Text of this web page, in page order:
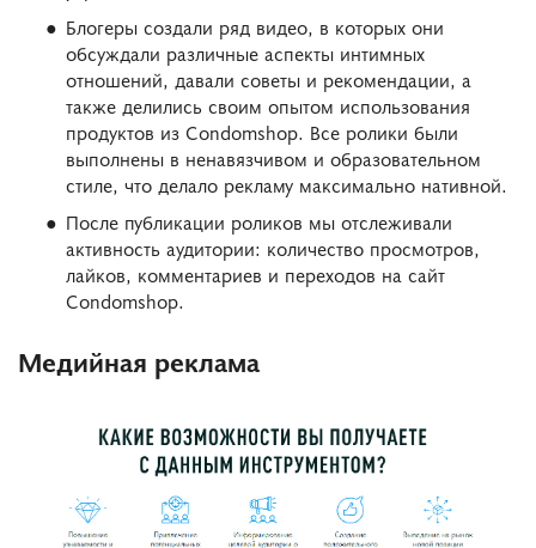
Блогеры создали ряд видео, в которых они
обсуждали различные аспекты интимных
отношений, давали советы и рекомендации, а
также делились своим опытом использования
продуктов из Condomshop. Все ролики были
выполнены в ненавязчивом и образовательном
стиле, что делало рекламу максимально нативной.
После публикации роликов мы отслеживали
активность аудитории: количество просмотров,
лайков, комментариев и переходов на сайт
Condomshop.
Медийная реклама